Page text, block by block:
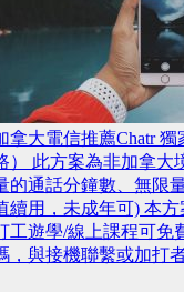
拿大電信推薦Chatr
） 此方案為非加拿大
的通話分鐘數、無限
續用，未成年可) 本
工遊學/線上課程可免
，與接機聯繫或加打